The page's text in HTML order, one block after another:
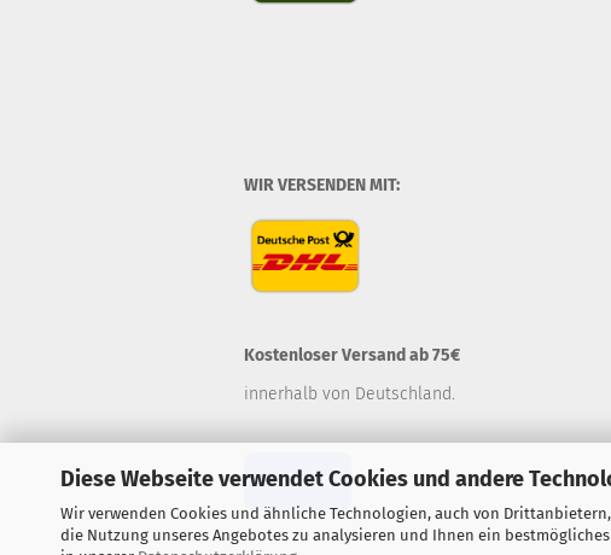
Diese Webseite verwendet Cookies und andere
Wir verwenden Cookies und ähnliche Technologien, auch von
die Nutzung unseres Angebotes zu analysieren und Ihnen ein
WIR VERSENDEN MIT:
Kostenloser Versand ab 75€
innerhalb von Deutschland.
Widerruf